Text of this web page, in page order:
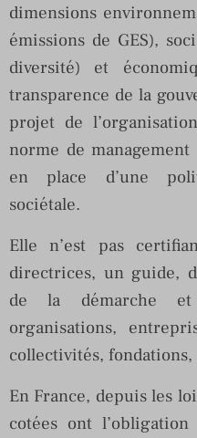
dimensions
émissions de GES),
diversité) et
transparence de la
projet de
norme de
en place d’une
sociétale.
Elle n’est pas
directrices, un guide,
de la démarche
organisations,
collectivités,
En France, depuis les
cotées ont